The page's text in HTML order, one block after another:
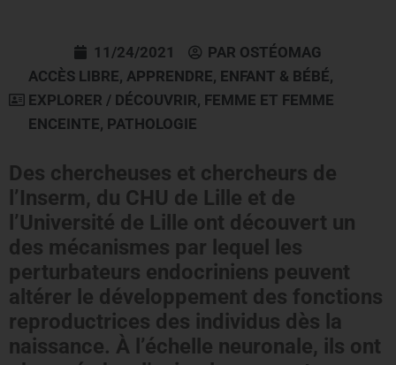
11/24/2021 PAR OSTÉOMAG
ACCÈS LIBRE, APPRENDRE, ENFANT & BÉBÉ,
EXPLORER / DÉCOUVRIR, FEMME ET FEMME
ENCEINTE, PATHOLOGIE
Des chercheuses et chercheurs de
l’Inserm, du CHU de Lille et de
l’Université de Lille ont découvert un
des mécanismes par lequel les
perturbateurs endocriniens peuvent
altérer le développement des fonctions
reproductrices des individus dès la
naissance. À l’échelle neuronale, ils ont